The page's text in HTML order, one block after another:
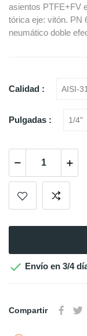
asientos PTFE+FV
tórica eje: vitón. PN
neumático doble
Calidad :
Pulgadas :
 Envío en 3/4
Compartir